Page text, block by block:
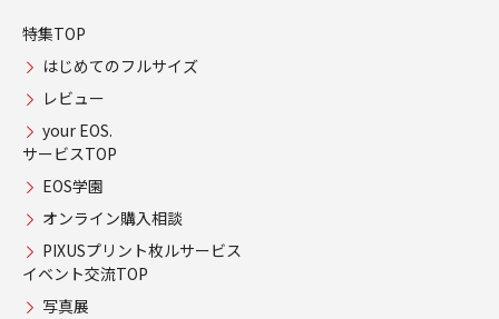
特集TOP
はじめてのフルサイズ
レビュー
your EOS.
サービスTOP
EOS学園
オンライン購入相談
PIXUSプリント枚ルサービス
イベント交流TOP
写真展